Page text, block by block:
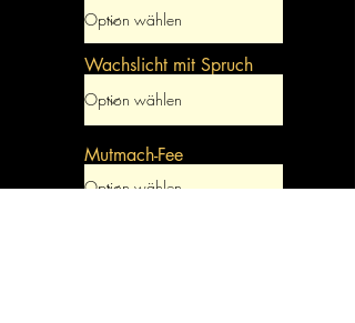
Wachslicht mit Spruch
Mutmach-Fee